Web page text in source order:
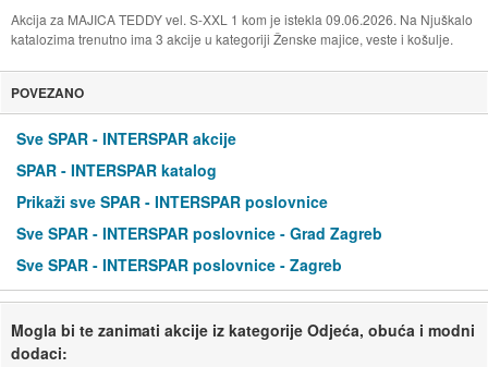
Akcija za MAJICA TEDDY vel. S-XXL 1 kom je istekla 09.06.2026. Na Njuškalo
katalozima trenutno ima 3 akcije u kategoriji Ženske majice, veste i košulje.
POVEZANO
Sve SPAR - INTERSPAR akcije
SPAR - INTERSPAR katalog
Prikaži sve SPAR - INTERSPAR poslovnice
Sve SPAR - INTERSPAR poslovnice - Grad Zagreb
Sve SPAR - INTERSPAR poslovnice - Zagreb
Mogla bi te zanimati akcije iz kategorije Odjeća, obuća i modni
dodaci: